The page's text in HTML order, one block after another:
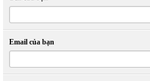
Email của bạn